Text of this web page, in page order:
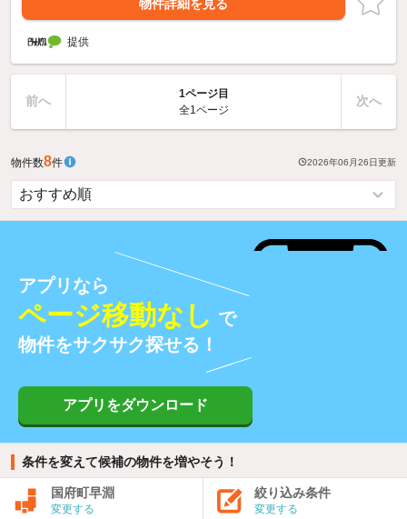
物件詳細を見る
提供
前へ
1ページ目
全1ページ
次へ
物件数8件 2026年06月26日更新
アプリなら
ページ移動なし で
物件をサクサク探せる！
アプリをダウンロード
条件を変えて候補の物件を増やそう！
国府町早淵
変更する
絞り込み条件
変更する